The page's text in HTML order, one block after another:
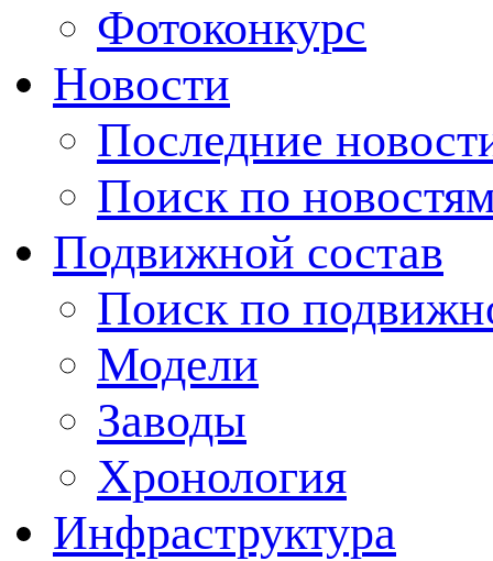
Фотоконкурс
Новости
Последние
Поиск по
Подвижной состав
Поиск по
Модели
Заводы
Хронология
Инфраструктура